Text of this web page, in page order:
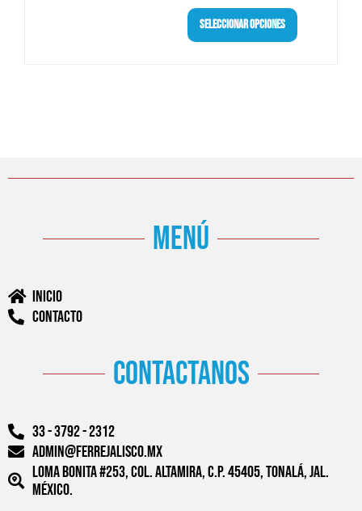
Seleccionar Opciones
menú
Inicio
Contacto
contactanos
33 - 3792 - 2312
admin@ferrejalisco.mx
Loma Bonita #253, Col. Altamira, C.P. 45405, Tonalá, Jal.
México.